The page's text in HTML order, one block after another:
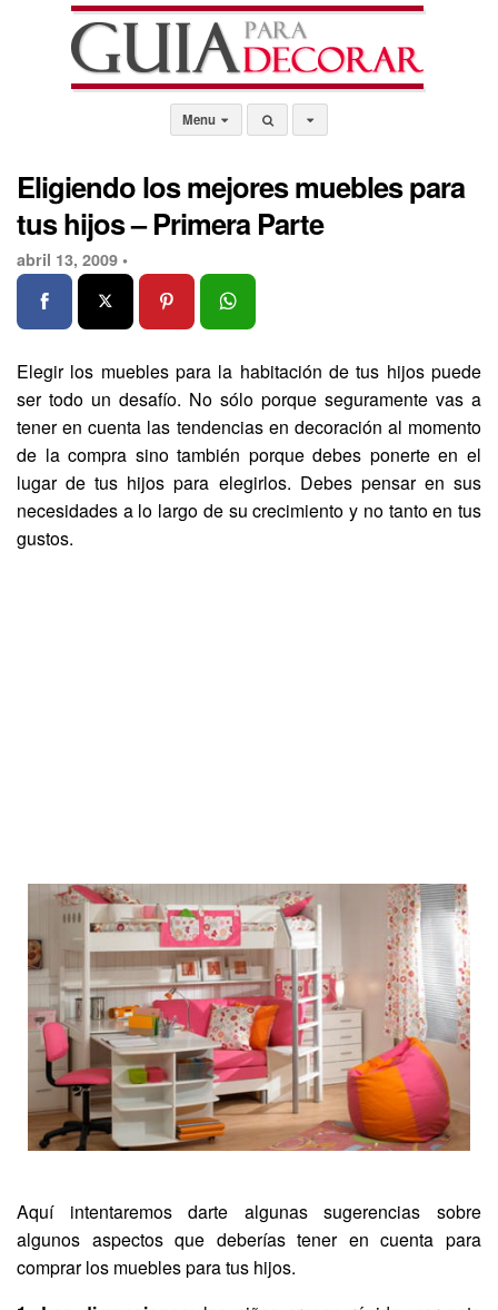
Menu
Eligiendo los mejores muebles para
tus hijos – Primera Parte
abril 13, 2009 •
Elegir los muebles para la habitación de tus hijos puede
ser todo un desafío. No sólo porque seguramente vas a
tener en cuenta las tendencias en decoración al momento
de la compra sino también porque debes ponerte en el
lugar de tus hijos para elegirlos. Debes pensar en sus
necesidades a lo largo de su crecimiento y no tanto en tus
gustos.
Aquí intentaremos darte algunas sugerencias sobre
algunos aspectos que deberías tener en cuenta para
comprar los muebles para tus hijos.